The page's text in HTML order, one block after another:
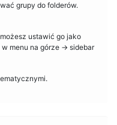
grupy do folderów.
ustawić go jako
menu na górze -> sidebar